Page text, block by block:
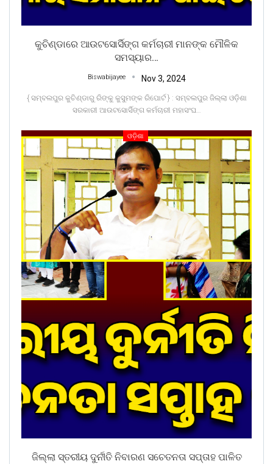
କୁଚିଣ୍ଡାରେ ଆଉଟସୋର୍ସିଙ୍ଗ କର୍ମଚାରୀ ମାନଙ୍କ ମୌଳିକ
ସମସ୍ୟାର…
Biswabijayee Nov 3, 2024
{ ସମ୍ବଲପୁର କୁଚିଣ୍ଡାରୁ ରିଙ୍କୁ କୁସୁମଙ୍କ ରିପୋର୍ଟ } : ସମ୍ବଲପୁର ଜିଲ୍ଲା ଓଡ଼ିଶା
ସରକାରୀ ଆଉଟସୋର୍ସିଙ୍ଗ କର୍ମଚାରୀ ମହାସଂଘ
ଓଡ଼ିଶା
ଜିଲ୍ଲା ସ୍ତରୀୟ ଦୁର୍ନୀତି ନିବାରଣ ସଚେତନତା ସପ୍ତାହ ପାଳିତ